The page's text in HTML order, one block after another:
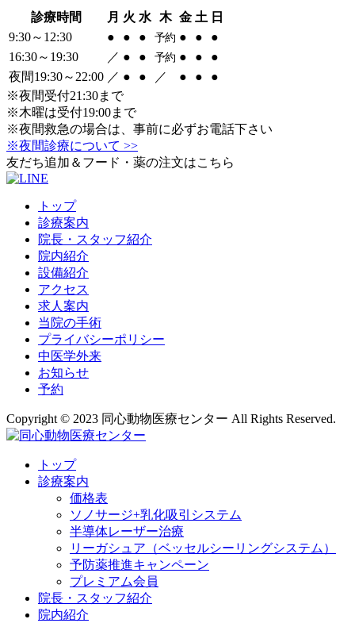
診療時間 月 火 水 木 金 土 日
9:30～12:30
● ● ● 予約 ● ●
●
16:30～19:30
／ ● ● 予約 ● ●
●
夜間19:30～22:00 ／ ● ● ／ ● ●
●
※夜間受付21:30まで
※木曜は受付19:00まで
※夜間救急の場合は、事前に必ずお電話下さい
※夜間診療について >>
友だち追加＆フード・薬の注文はこちら
トップ
診療案内
院長・スタッフ紹介
院内紹介
設備紹介
アクセス
求人案内
当院の手術
プライバシーポリシー
中医学外来
お知らせ
予約
Copyright © 2023 同心動物医療センター All Rights Reserved.
トップ
診療案内
価格表
ソノサージ+乳化吸引システム
半導体レーザー治療
リーガシュア（ベッセルシーリングシステム）
予防薬推進キャンペーン
プレミアム会員
院長・ スタッフ紹介
院内紹介